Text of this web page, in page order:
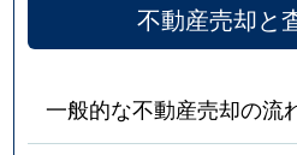
不動産売却と
一般的な不動産売却の流